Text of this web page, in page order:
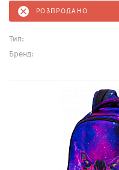
РОЗПРОДАНО
Тип:
Бренд: